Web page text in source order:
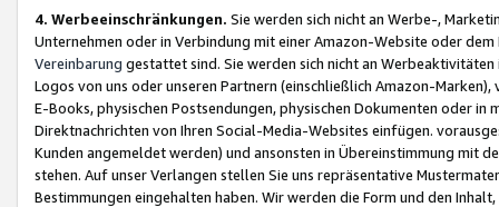
4. Werbeeinschränkungen. Sie werden sich nicht an Werbe-,
Unternehmen oder in Verbindung mit einer Amazon-Website oder
Vereinbarung gestattet sind. Sie werden sich nicht an
Logos von uns oder unseren Partnern (einschließlich Amazon-
E-Books, physischen Postsendungen, physischen Dokumenten oder in
Direktnachrichten von Ihren Social-Media-Websites einfügen.
Kunden angemeldet werden) und ansonsten in Übereinstimmung mit
stehen. Auf unser Verlangen stellen Sie uns repräsentative
Bestimmungen eingehalten haben. Wir werden die Form und den